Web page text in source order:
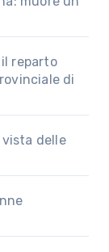
reparto
di
vista delle